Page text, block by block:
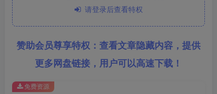
请登录后查看特权
赞助会员尊享特权：查看文章隐藏内容，提供
更多网盘链接，用户可以高速下载！
免费资源